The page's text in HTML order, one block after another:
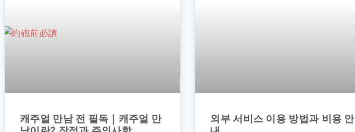
캐주얼 만남 전 필독｜캐주얼 만
외부 서비스 이용 방법과 비용 안